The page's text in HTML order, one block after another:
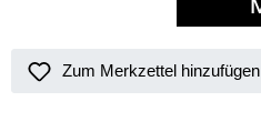
Zum Merkzettel hinzufügen